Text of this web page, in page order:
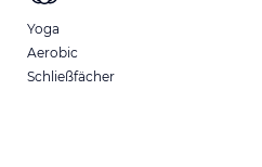
Yoga
Aerobic
Schließfächer